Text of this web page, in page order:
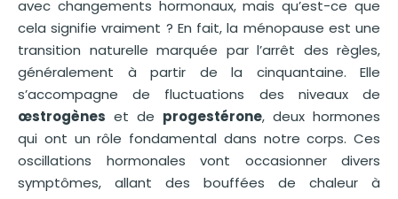
avec changements hormonaux, mais qu’est-ce que
cela signifie vraiment ? En fait, la ménopause est une
transition naturelle marquée par l’arrêt des règles,
généralement à partir de la cinquantaine. Elle
s’accompagne de fluctuations des niveaux de
œstrogènes et de progestérone, deux hormones
qui ont un rôle fondamental dans notre corps. Ces
oscillations hormonales vont occasionner divers
symptômes, allant des bouffées de chaleur à